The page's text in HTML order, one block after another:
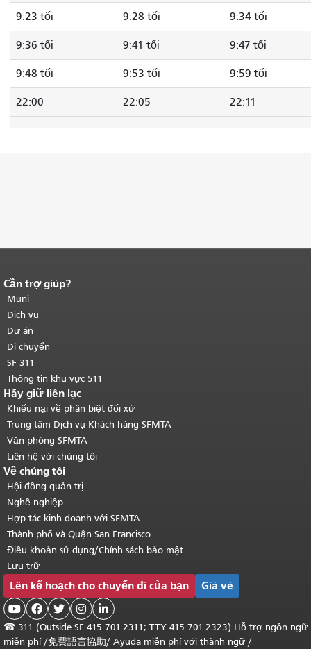
9:23 tối 9:28 tối 9:34 tối
9:36 tối 9:41 tối 9:47 tối
9:48 tối 9:53 tối 9:59 tối
22:00 22:05 22:11
Kết thúc nội dung trang.
của trang này được lặp lại trên mọi
trang.Quay lại đầu trang nội dung
chính.
Cần trợ giúp?
Muni
Dịch vụ
Dự án
Di chuyển
SF 311
Thông tin khu vực 511
Hãy giữ liên lạc
Khiếu nại về phân biệt đối xử
Trung tâm Dịch vụ Khách hàng SFMTA
Văn phòng SFMTA
Liên hệ với chúng tôi
Về chúng tôi
Hội đồng quản trị
Nghề nghiệp
Hợp tác kinh doanh với SFMTA
Thành phố và Quận San Francisco
Điều khoản sử dụng/Chính sách bảo mật
Lưu trữ
Lên kế hoạch cho chuyến đi của bạn Giá vé
    
☎ 311 (Outside SF 415.701.2311; TTY 415.701.2323) Hỗ trợ ngôn ngữ
miễn phí /免費語言協助/ Ayuda miễn phí với thành ngữ /